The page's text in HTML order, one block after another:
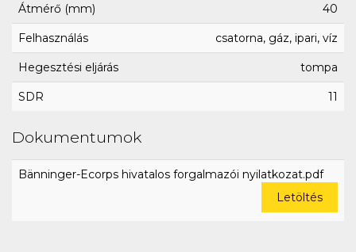
Átmérő (mm) 40
Felhasználás csatorna, gáz, ipari, víz
Hegesztési eljárás tompa
SDR 11
Dokumentumok
Bänninger-Ecorps hivatalos forgalmazói nyilatkozat.pdf
Letöltés